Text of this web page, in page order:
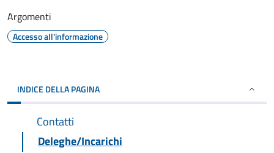
Argomenti
Accesso all'informazione
INDICE DELLA PAGINA
Contatti
Deleghe/Incarichi